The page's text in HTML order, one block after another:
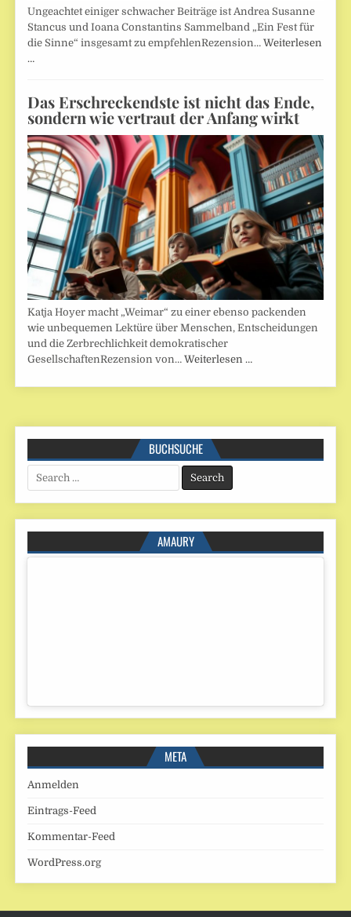
Ungeachtet einiger schwacher Beiträge ist Andrea Susanne
Stancus und Ioana Constantins Sammelband „Ein Fest für
die Sinne“ insgesamt zu empfehlenRezension…Weiterlesen
…
Das Erschreckendste ist nicht das Ende,
sondern wie vertraut der Anfang wirkt
Katja Hoyer macht „Weimar“ zu einer ebenso packenden
wie unbequemen Lektüre über Menschen, Entscheidungen
und die Zerbrechlichkeit demokratischer
GesellschaftenRezension von…Weiterlesen …
BUCHSUCHE
Search
for:
AMAURY
META
Anmelden
Eintrags-Feed
Kommentar-Feed
WordPress.org